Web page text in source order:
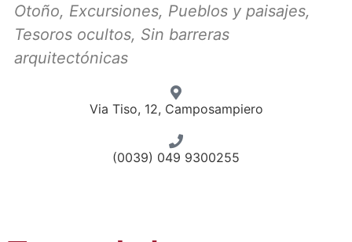
Otoño, Excursiones, Pueblos y paisajes,
Tesoros ocultos, Sin barreras
arquitectónicas
Via Tiso, 12, Camposampiero
(0039) 049 9300255